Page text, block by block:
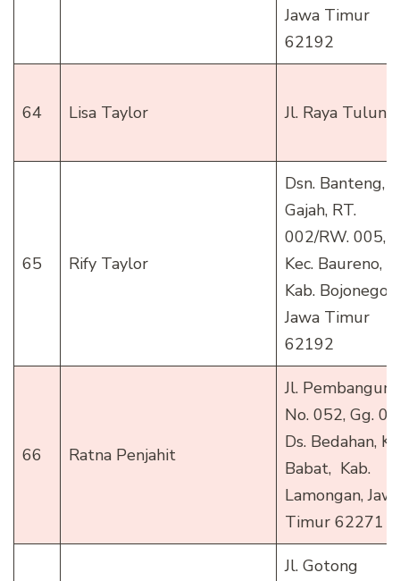
Jawa Timur
62192
64 Lisa Taylor Jl. Raya Tulung
65 Rify Taylor
Dsn. Banteng,
Gajah, RT.
002/RW. 005,
Kec. Baureno,
Kab.
Jawa Timur
62192
66 Ratna Penjahit
Jl.
No. 052, Gg. 01,
Ds. Bedahan,
Babat, Kab.
Lamongan,
Timur 62271
Jl. Gotong